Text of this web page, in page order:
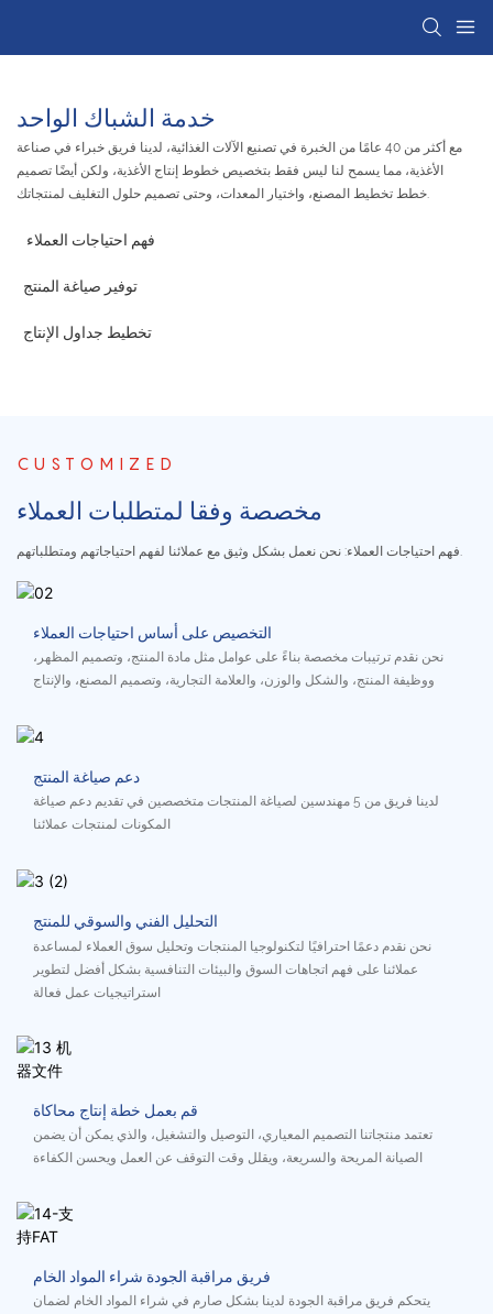
خدمة الشباك الواحد
مع أكثر من 40 عامًا من الخبرة في تصنيع الآلات الغذائية، لدينا فريق خبراء في صناعة
الأغذية، مما يسمح لنا ليس فقط بتخصيص خطوط إنتاج الأغذية، ولكن أيضًا تصميم
خطط تخطيط المصنع، واختيار المعدات، وحتى تصميم حلول التغليف لمنتجاتك.
فهم احتياجات العملاء
توفير صياغة المنتج
تخطيط جداول الإنتاج
CUSTOMIZED
مخصصة وفقا لمتطلبات العملاء
التخصيص على أساس احتياجات العملاء
نحن نقدم ترتيبات مخصصة بناءً على عوامل مثل مادة المنتج، وتصميم المظهر،
ووظيفة المنتج، والشكل والوزن، والعلامة التجارية، وتصميم المصنع، والإنتاج
دعم صياغة المنتج
لدينا فريق من 5 مهندسين لصياغة المنتجات متخصصين في تقديم دعم صياغة
المكونات لمنتجات عملائنا
التحليل الفني والسوقي للمنتج
نحن نقدم دعمًا احترافيًا لتكنولوجيا المنتجات وتحليل سوق العملاء لمساعدة
عملائنا على فهم اتجاهات السوق والبيئات التنافسية بشكل أفضل لتطوير
استراتيجيات عمل فعالة
قم بعمل خطة إنتاج محاكاة
تعتمد منتجاتنا التصميم المعياري، التوصيل والتشغيل، والذي يمكن أن يضمن
الصيانة المريحة والسريعة، ويقلل وقت التوقف عن العمل ويحسن الكفاءة
فريق مراقبة الجودة شراء المواد الخام
يتحكم فريق مراقبة الجودة لدينا بشكل صارم في شراء المواد الخام لضمان